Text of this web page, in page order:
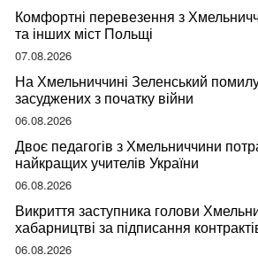
Комфортні перевезення з
та інших міст Польщі
07.08.2026
На Хмельниччині Зеленський
засуджених з початку війни
06.08.2026
Двоє педагогів з Хмельниччини
найкращих учителів України
06.08.2026
Викриття заступника голови
хабарництві за підписання
06.08.2026